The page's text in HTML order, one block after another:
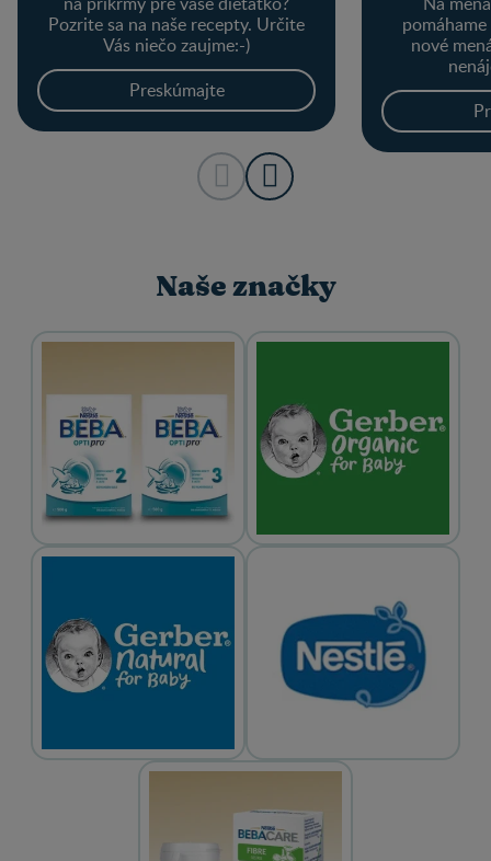
Pozrite sa na naše recepty. Určite
Vás niečo zaujme:-)
Preskúmajte
nové
Naše značky